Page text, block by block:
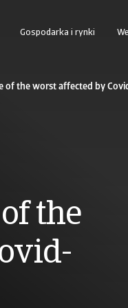
Gospodarka i rynki
of the worst affected by
the